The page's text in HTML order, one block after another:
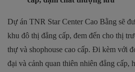
Dự án TNR Star Center Cao Bằng sẽ
khu đô thị đẳng cấp, đem đến cho thị
thự và shophouse cao cấp. Đi kèm với
đại và cảnh quan thiên nhiên đẳng cấp,